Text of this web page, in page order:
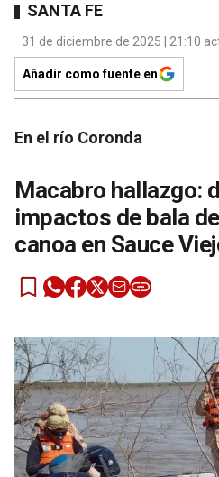
SANTA FE
31 de diciembre de 2025 | 21:10
Añadir como fuente en
En el río Coronda
Macabro hallazgo:
impactos de bala
canoa en Sauce